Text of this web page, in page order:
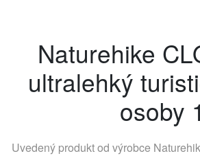
Naturehike
ultralehký
osoby
Uvedený produkt od výrobce